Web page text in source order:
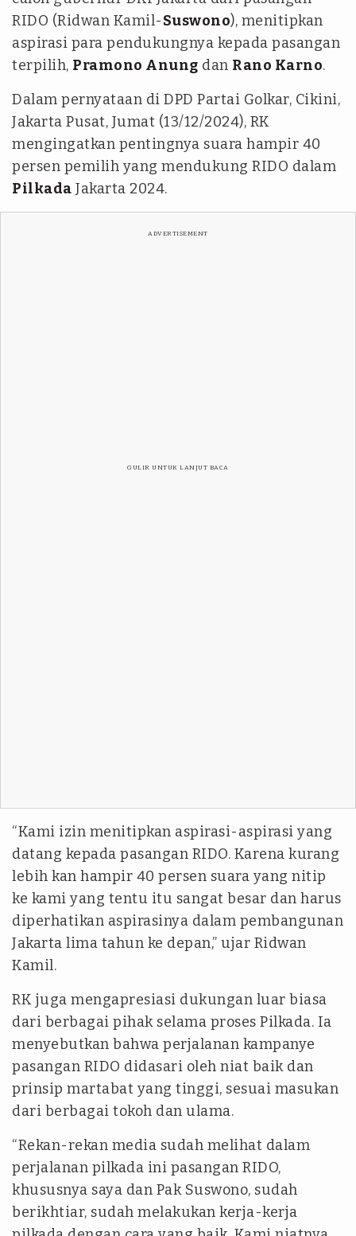
RIDO (Ridwan Kamil-Suswono), menitipkan
aspirasi para pendukungnya kepada pasangan
terpilih, Pramono Anung dan Rano Karno.
Dalam pernyataan di DPD Partai Golkar, Cikini,
Jakarta Pusat, Jumat (13/12/2024), RK
mengingatkan pentingnya suara hampir 40
persen pemilih yang mendukung RIDO dalam
Pilkada Jakarta 2024.
ADVERTISEMENT
GULIR UNTUK LANJUT BACA
“Kami izin menitipkan aspirasi-aspirasi yang
datang kepada pasangan RIDO. Karena kurang
lebih kan hampir 40 persen suara yang nitip
ke kami yang tentu itu sangat besar dan harus
diperhatikan aspirasinya dalam pembangunan
Jakarta lima tahun ke depan,” ujar Ridwan
Kamil.
RK juga mengapresiasi dukungan luar biasa
dari berbagai pihak selama proses Pilkada. Ia
menyebutkan bahwa perjalanan kampanye
pasangan RIDO didasari oleh niat baik dan
prinsip martabat yang tinggi, sesuai masukan
dari berbagai tokoh dan ulama.
“Rekan-rekan media sudah melihat dalam
perjalanan pilkada ini pasangan RIDO,
khususnya saya dan Pak Suswono, sudah
berikhtiar, sudah melakukan kerja-kerja